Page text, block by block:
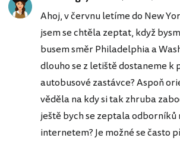
Ahoj, v červnu letíme do New
jsem se chtěla zeptat, když
busem směr Philadelphia a
dlouho se z letiště dostaneme k
autobusové zastávce? Aspoň
věděla na kdy si tak zhruba
ještě bych se zeptala odborníků
internetem? Je možné se často